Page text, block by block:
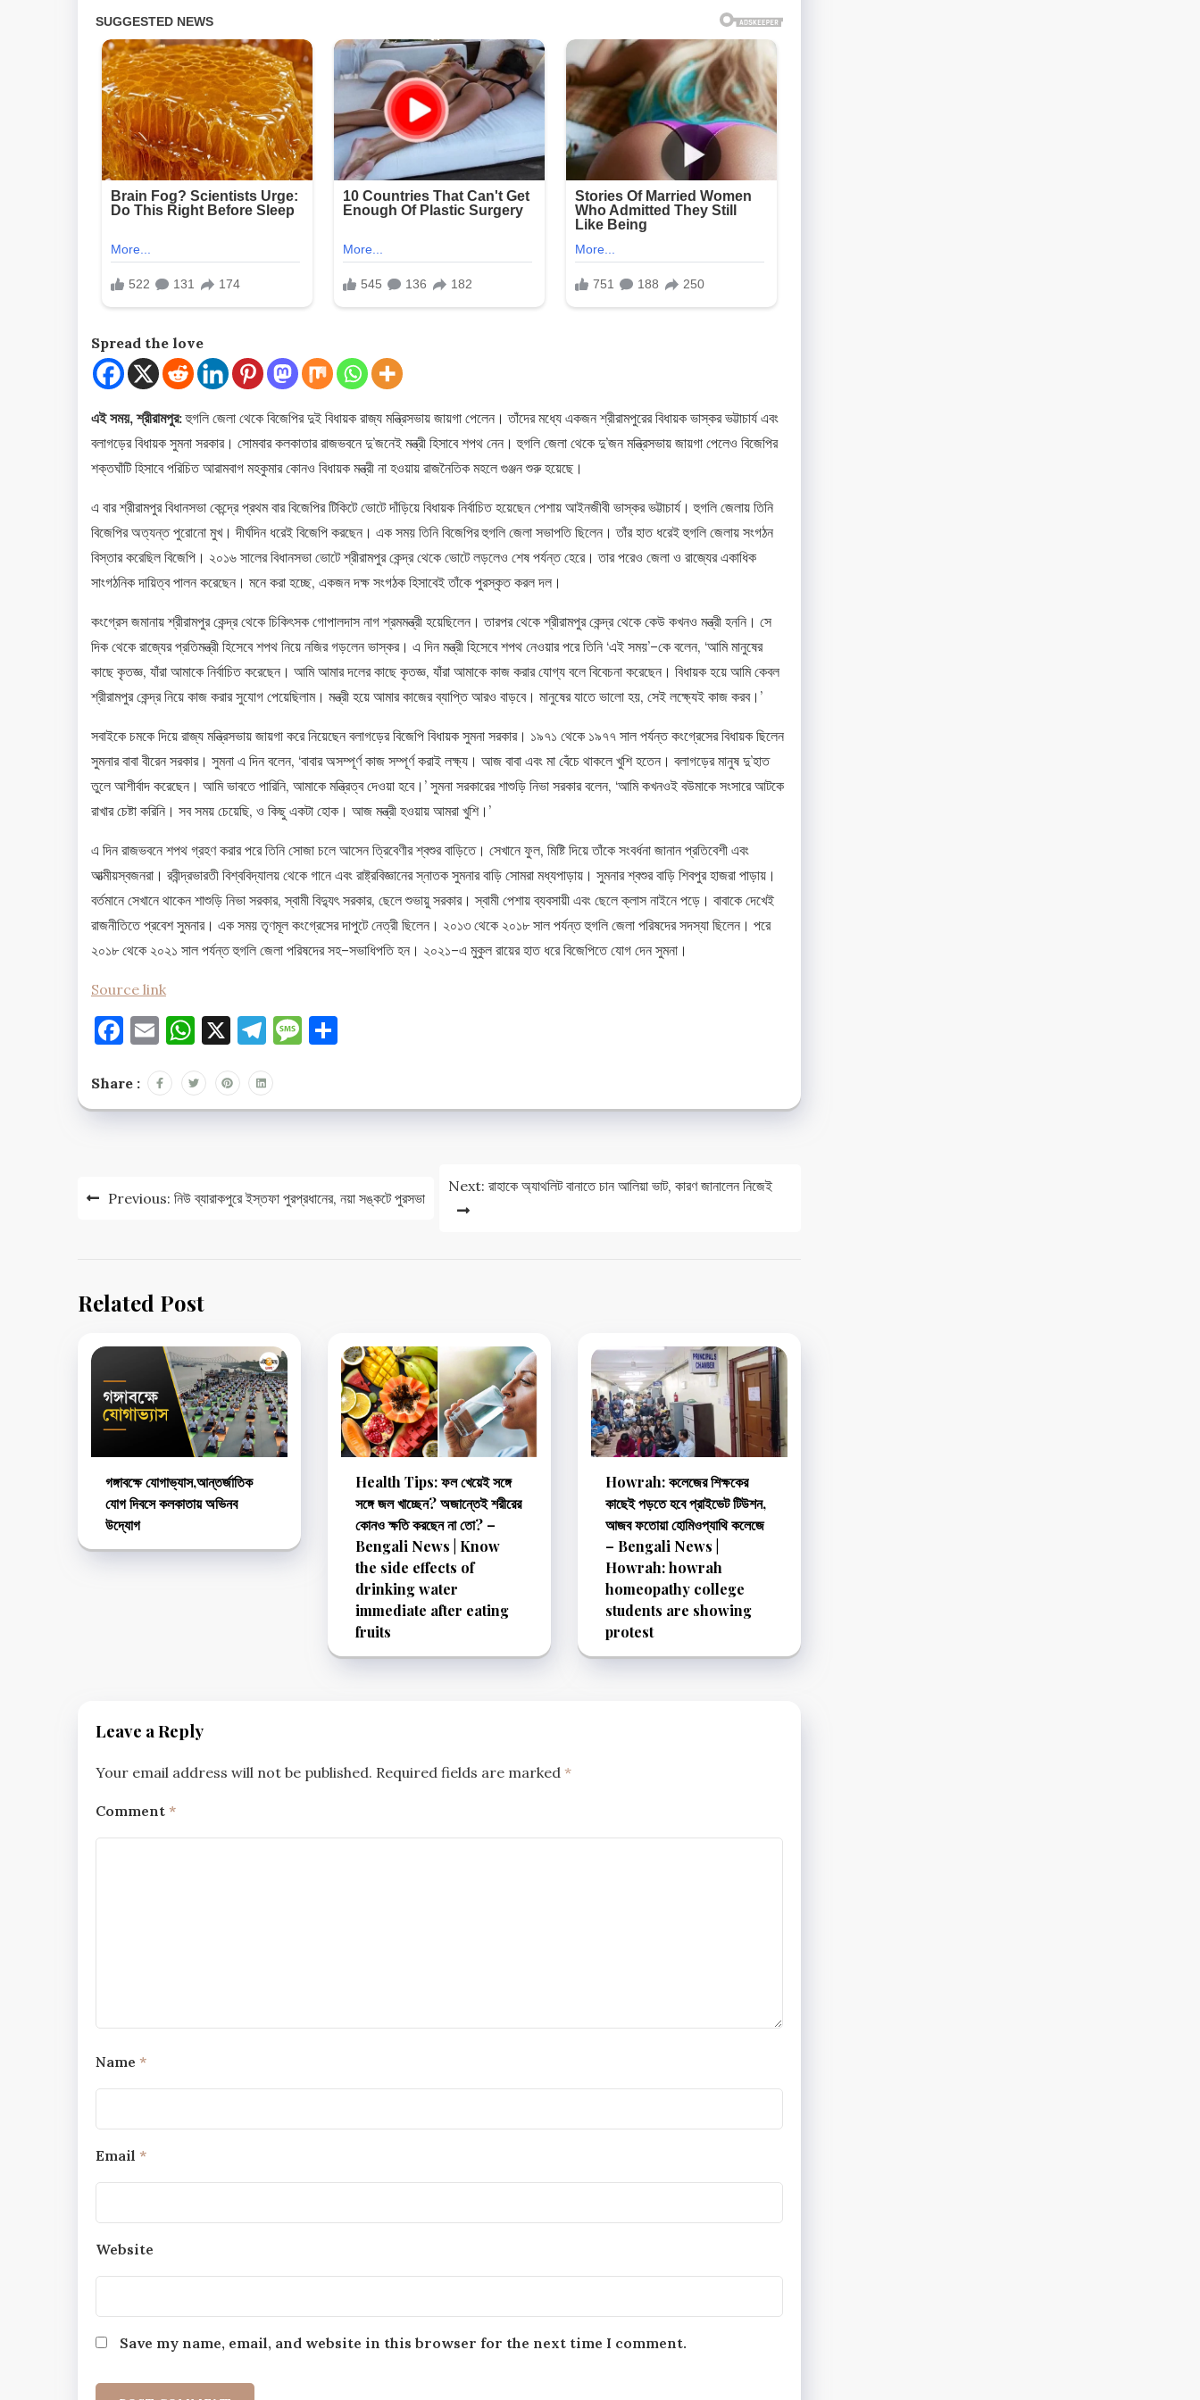
Spread the love
এই সময়, শ্রীরামপুর:হুগলি জেলা থেকে বিজেপির দুই বিধায়ক রাজ্য মন্ত্রিসভায় জায়গা পেলেন। তাঁদের মধ্যে একজন শ্রীরামপুরের বিধায়ক ভাস্কর ভট্টাচার্য এবং
বলাগড়ের বিধায়ক সুমনা সরকার। সোমবার কলকাতার রাজভবনে দু’জনেই মন্ত্রী হিসাবে শপথ নেন। হুগলি জেলা থেকে দু’জন মন্ত্রিসভায় জায়গা পেলেও বিজেপির
শক্তঘাঁটি হিসাবে পরিচিত আরামবাগ মহকুমার কোনও বিধায়ক মন্ত্রী না হওয়ায় রাজনৈতিক মহলে গুঞ্জন শুরু হয়েছে।
এ বার শ্রীরামপুর বিধানসভা কেন্দ্রে প্রথম বার বিজেপির টিকিটে ভোটে দাঁড়িয়ে বিধায়ক নির্বাচিত হয়েছেন পেশায় আইনজীবী ভাস্কর ভট্টাচার্য। হুগলি জেলায় তিনি
বিজেপির অত্যন্ত পুরোনো মুখ। দীর্ঘদিন ধরেই বিজেপি করছেন। এক সময় তিনি বিজেপির হুগলি জেলা সভাপতি ছিলেন। তাঁর হাত ধরেই হুগলি জেলায় সংগঠন
বিস্তার করেছিল বিজেপি। ২০১৬ সালের বিধানসভা ভোটে শ্রীরামপুর কেন্দ্র থেকে ভোটে লড়লেও শেষ পর্যন্ত হেরে। তার পরেও জেলা ও রাজ্যের একাধিক
সাংগঠনিক দায়িত্ব পালন করেছেন। মনে করা হচ্ছে, একজন দক্ষ সংগঠক হিসাবেই তাঁকে পুরস্কৃত করল দল।
কংগ্রেস জমানায় শ্রীরামপুর কেন্দ্র থেকে চিকিৎসক গোপালদাস নাগ শ্রমমন্ত্রী হয়েছিলেন। তারপর থেকে শ্রীরামপুর কেন্দ্র থেকে কেউ কখনও মন্ত্রী হননি। সে
দিক থেকে রাজ্যের প্রতিমন্ত্রী হিসেবে শপথ নিয়ে নজির গড়লেন ভাস্কর। এ দিন মন্ত্রী হিসেবে শপথ নেওয়ার পরে তিনি ‘এই সময়’–কে বলেন, ‘আমি মানুষের
কাছে কৃতজ্ঞ, যাঁরা আমাকে নির্বাচিত করেছেন। আমি আমার দলের কাছে কৃতজ্ঞ, যাঁরা আমাকে কাজ করার যোগ্য বলে বিবেচনা করেছেন। বিধায়ক হয়ে আমি কেবল
শ্রীরামপুর কেন্দ্র নিয়ে কাজ করার সুযোগ পেয়েছিলাম। মন্ত্রী হয়ে আমার কাজের ব্যাপ্তি আরও বাড়বে। মানুষের যাতে ভালো হয়, সেই লক্ষ্যেই কাজ করব।’
সবাইকে চমকে দিয়ে রাজ্য মন্ত্রিসভায় জায়গা করে নিয়েছেন বলাগড়ের বিজেপি বিধায়ক সুমনা সরকার। ১৯৭১ থেকে ১৯৭৭ সাল পর্যন্ত কংগ্রেসের বিধায়ক ছিলেন
সুমনার বাবা বীরেন সরকার। সুমনা এ দিন বলেন, ‘বাবার অসম্পূর্ণ কাজ সম্পূর্ণ করাই লক্ষ্য। আজ বাবা এবং মা বেঁচে থাকলে খুশি হতেন। বলাগড়ের মানুষ দু’হাত
তুলে আশীর্বাদ করেছেন। আমি ভাবতে পারিনি, আমাকে মন্ত্রিত্ব দেওয়া হবে।’ সুমনা সরকারের শাশুড়ি নিভা সরকার বলেন, ‘আমি কখনওই বউমাকে সংসারে আটকে
রাখার চেষ্টা করিনি। সব সময় চেয়েছি, ও কিছু একটা হোক। আজ মন্ত্রী হওয়ায় আমরা খুশি।’
এ দিন রাজভবনে শপথ গ্রহণ করার পরে তিনি সোজা চলে আসেন ত্রিবেণীর শ্বশুর বাড়িতে। সেখানে ফুল, মিষ্টি দিয়ে তাঁকে সংবর্ধনা জানান প্রতিবেশী এবং
আত্মীয়স্বজনরা। রবীন্দ্রভারতী বিশ্ববিদ্যালয় থেকে গানে এবং রাষ্ট্রবিজ্ঞানের স্নাতক সুমনার বাড়ি সোমরা মধ্যপাড়ায়। সুমনার শ্বশুর বাড়ি শিবপুর হাজরা পাড়ায়।
বর্তমানে সেখানে থাকেন শাশুড়ি নিভা সরকার, স্বামী বিদ্যুৎ সরকার, ছেলে শুভায়ু সরকার। স্বামী পেশায় ব্যবসায়ী এবং ছেলে ক্লাস নাইনে পড়ে। বাবাকে দেখেই
রাজনীতিতে প্রবেশ সুমনার। এক সময় তৃণমূল কংগ্রেসের দাপুটে নেত্রী ছিলেন। ২০১৩ থেকে ২০১৮ সাল পর্যন্ত হুগলি জেলা পরিষদের সদস্যা ছিলেন। পরে
২০১৮ থেকে ২০২১ সাল পর্যন্ত হুগলি জেলা পরিষদের সহ–সভাধিপতি হন। ২০২১–এ মুকুল রায়ের হাত ধরে বিজেপিতে যোগ দেন সুমনা।
Source link
Facebook
EmailWhatsApp
X Telegram
Message
Share :
navigation
Previous: নিউ ব্যারাকপুরে ইস্তফা পুরপ্রধানের, নয়া সঙ্কটে পুরসভা
Next: রাহাকে অ্যাথলিট বানাতে চান আলিয়া ভাট, কারণ জানালেন নিজেই
Related Post
গঙ্গাবক্ষে যোগাভ্যাস,আন্তর্জাতিক
যোগ দিবসে কলকাতায় অভিনব
উদ্যোগ
Health Tips: ফল খেয়েই সঙ্গে
সঙ্গে জল খাচ্ছেন? অজান্তেই শরীরের
কোনও ক্ষতি করছেন না তো? –
Bengali News | Know
the side effects of
drinking water
immediate after eating
fruits
Howrah: কলেজের শিক্ষকের
কাছেই পড়তে হবে প্রাইভেট টিউশন,
আজব ফতোয়া হোমিওপ্যাথি কলেজে
– Bengali News |
Howrah: howrah
homeopathy college
students are showing
protest
Leave a Reply
Your email address will not be published. Required fields are marked *
Comment *
Name *
Email *
Website
Save my name, email, and website in this browser for the next time I comment.